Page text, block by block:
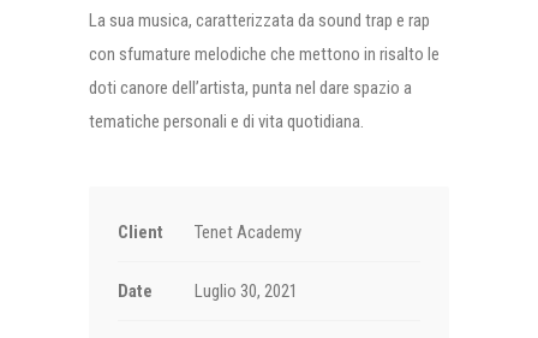
La sua musica, caratterizzata da sound trap e rap
con sfumature melodiche che mettono in risalto le
doti canore dell’artista, punta nel dare spazio a
tematiche personali e di vita quotidiana.
Client Tenet Academy
Date Luglio 30, 2021